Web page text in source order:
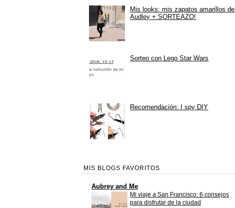
Mis looks: mis zapatos amarillos de
Audley + SORTEAZO!
Sorteo con Lego Star Wars
Recomendación: I spy DIY
MIS BLOGS FAVORITOS
Aubrey and Me
Mi viaje a San Francisco: 6 consejos
para disfrutar de la ciudad